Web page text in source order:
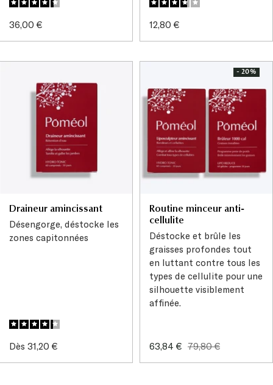
Prix
36,00 €
Prix
12,80 €
Draineur amincissant
Désengorge, déstocke les
zones capitonnées
Prix
Dès 31,20 €
- 20%
Routine minceur anti-
cellulite
Déstocke et brûle les
graisses profondes tout
en luttant contre tous les
types de cellulite pour une
silhouette visiblement
affinée.
Prix
63,84 € Prix
79,80 €